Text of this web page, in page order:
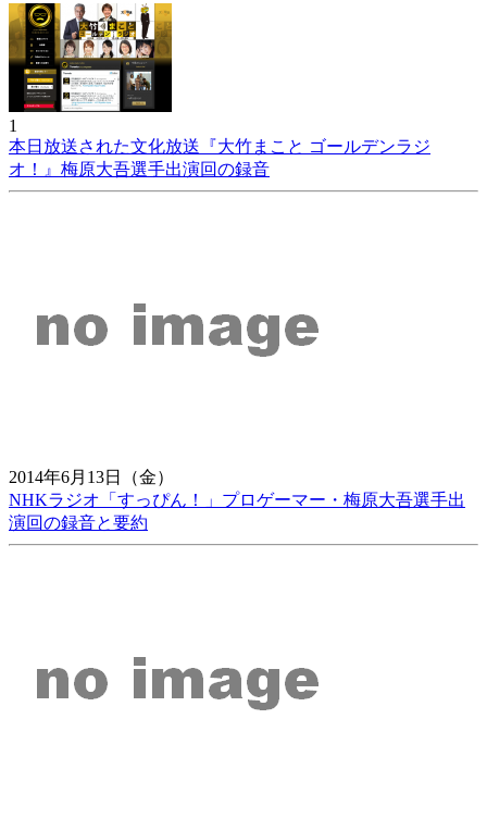
1
本日放送された文化放送『大竹まこと ゴールデンラジ
オ！』梅原大吾選手出演回の録音
2014年6月13日（金）
NHKラジオ「すっぴん！」プロゲーマー・梅原大吾選手出
演回の録音と要約